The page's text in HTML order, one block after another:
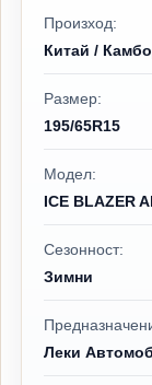
Произход:
Китай /
Размер:
195/65R15
Модел:
ICE BLAZER
Сезонност:
Зимни
Леки